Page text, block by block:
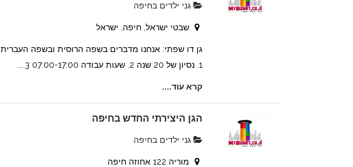
גני ילדים בחיפה
שבטי ישראל, חיפה, ישראל
גן דו שפתי: אנחנו מדברים בשפה הרוסית ובשפה העברית
1. נסיון של 20 שנה 2. שעות עבודה 07:00-17:00 3....
קרא עוד....
הגן היצירתי החדש בחיפה
גני ילדים בחיפה
מוריה 122 אחוזה חיפה